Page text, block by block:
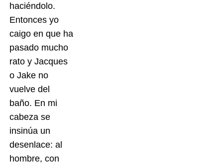
haciéndolo.
Entonces yo
caigo en que ha
pasado mucho
rato y Jacques
o Jake no
vuelve del
baño. En mi
cabeza se
insinúa un
desenlace: al
hombre, con